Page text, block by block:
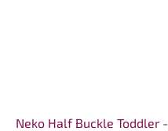
Neko Half Buckle Toddler -